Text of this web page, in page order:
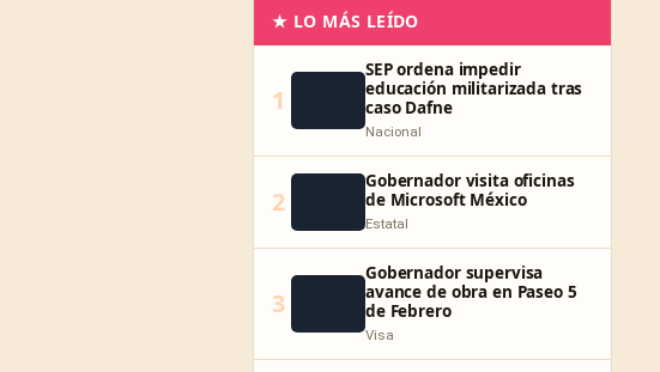
★ LO MÁS LEÍDO
1
SEP ordena impedir
educación militarizada tras
caso Dafne
Nacional
2
Gobernador visita oficinas
de Microsoft México
Estatal
3
Gobernador supervisa
avance de obra en Paseo 5
de Febrero
Visa